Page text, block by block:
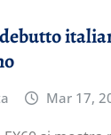
Mar 17,